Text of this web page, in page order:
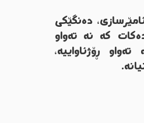
دەنگێکی
کە نە تەواو
ڕۆژئاواییە،